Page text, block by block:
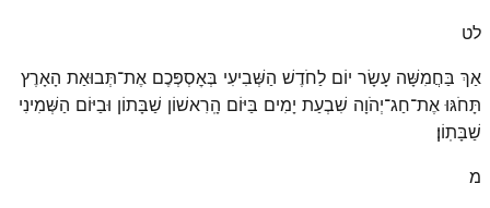
לט
אַךְ בַּחֲמִשָּׁה עָשָׂר יוֹם לַחֹדֶשׁ הַשְּׁבִיעִי בְּאׇסְפְּכֶם אֶת־תְּבוּאַת הָאָרֶץ
תָּחֹגּוּ אֶת־חַג־יְהֹוָה שִׁבְעַת יָמִים בַּיּוֹם הָֽרִאשׁוֹן שַׁבָּתוֹן וּבַיּוֹם הַשְּׁמִינִי
שַׁבָּתֽוֹן׃
מ